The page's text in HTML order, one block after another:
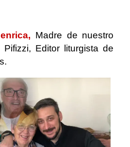
Madre de nuestro
Pifizzi, Editor liturgista de